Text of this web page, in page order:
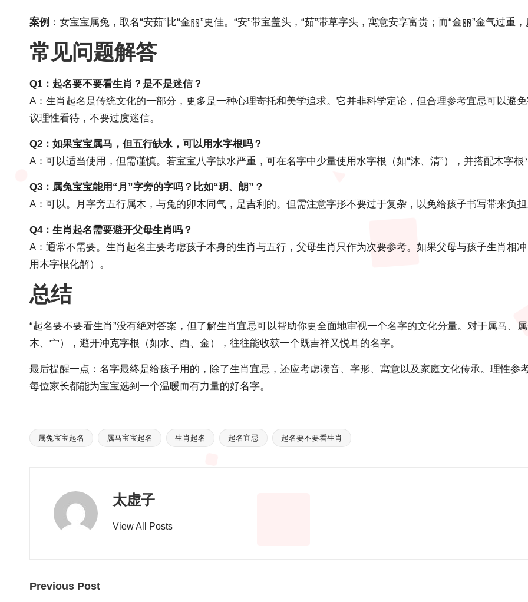
案例 ：女宝宝属兔，取名“安茹”比“金丽”更佳。“安”带宝盖头，“茹”带草字头，寓意安享富贵；而“金丽”金气过重，
常见问题解答
Q1：起名要不要看生肖？是不是迷信？
A：生肖起名是传统文化的一部分，更多是一种心理寄托和美学追求。它并非科学定论，但合理参考宜忌可以避
议理性看待，不要过度迷信。
Q2：如果宝宝属马，但五行缺水，可以用水字根吗？
A：可以适当使用，但需谨慎。若宝宝八字缺水严重，可在名字中少量使用水字根（如“沐、清”），并搭配木字
Q3：属兔宝宝能用“月”字旁的字吗？比如“玥、朗”？
A：可以。月字旁五行属木，与兔的卯木同气，是吉利的。但需注意字形不要过于复杂，以免给孩子书写带来负担
Q4：生肖起名需要避开父母生肖吗？
A：通常不需要。生肖起名主要考虑孩子本身的生肖与五行，父母生肖只作为次要参考。如果父母与孩子生肖相
用木字根化解）。
总结
“起名要不要看生肖”没有绝对答案，但了解生肖宜忌可以帮助你更全面地审视一个名字的文化分量。对于属马、
木、宀），避开冲克字根（如水、酉、金），往往能收获一个既吉祥又悦耳的名字。
最后提醒一点：名字最终是给孩子用的，除了生肖宜忌，还应考虑读音、字形、寓意以及家庭文化传承。理性参
每位家长都能为宝宝选到一个温暖而有力量的好名字。
Tags:
属兔宝宝起名 属马宝宝起名 生肖起名 起名宜忌 起名要不要看生肖
太虚子
View All Posts
Post
Previous Post